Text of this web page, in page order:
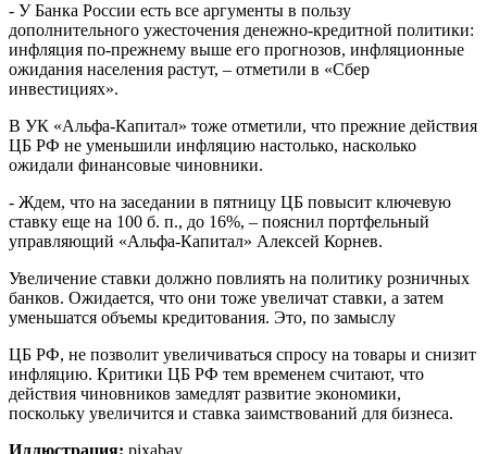
- У Банка России есть все аргументы в пользу
дополнительного ужесточения денежно-кредитной политики:
инфляция по-прежнему выше его прогнозов, инфляционные
ожидания населения растут, – отметили в «Сбер
инвестициях».
В УК «Альфа-Капитал» тоже отметили, что прежние действия
ЦБ РФ не уменьшили инфляцию настолько, насколько
ожидали финансовые чиновники.
- Ждем, что на заседании в пятницу ЦБ повысит ключевую
ставку еще на 100 б. п., до 16%, – пояснил портфельный
управляющий «Альфа-Капитал» Алексей Корнев.
Увеличение ставки должно повлиять на политику розничных
банков. Ожидается, что они тоже увеличат ставки, а затем
уменьшатся объемы кредитования. Это, по замыслу
ЦБ РФ, не позволит увеличиваться спросу на товары и снизит
инфляцию. Критики ЦБ РФ тем временем считают, что
действия чиновников замедлят развитие экономики,
поскольку увеличится и ставка заимствований для бизнеса.